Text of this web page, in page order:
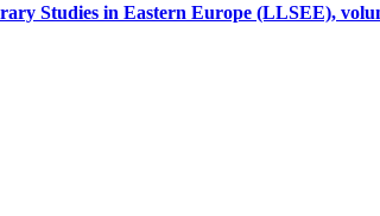
Studies in Eastern Europe (LLSEE),